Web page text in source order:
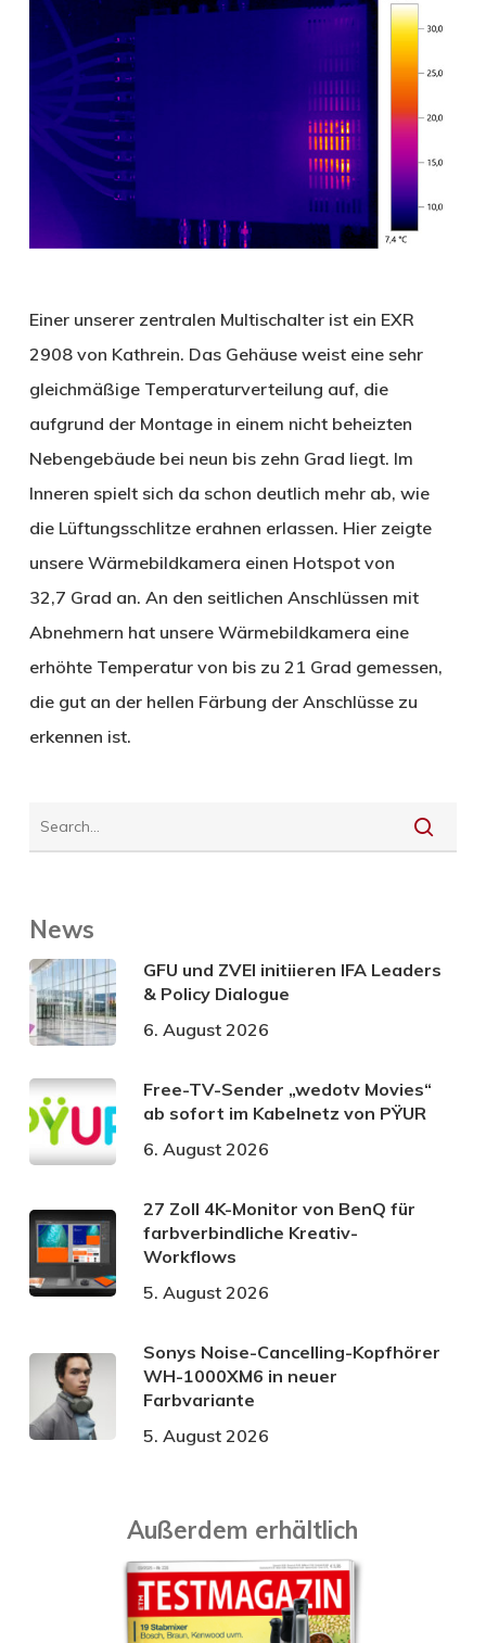
Einer unserer zentralen Multischalter ist ein EXR
2908 von Kathrein. Das Gehäuse weist eine sehr
gleichmäßige Temperaturverteilung auf, die
aufgrund der Montage in einem nicht beheizten
Nebengebäude bei neun bis zehn Grad liegt. Im
Inneren spielt sich da schon deutlich mehr ab, wie
die Lüftungsschlitze erahnen erlassen. Hier zeigte
unsere Wärmebildkamera einen Hotspot von
32,7 Grad an. An den seitlichen Anschlüssen mit
Abnehmern hat unsere Wärmebildkamera eine
erhöhte Temperatur von bis zu 21 Grad gemessen,
die gut an der hellen Färbung der Anschlüsse zu
erkennen ist.
News
GFU und ZVEI initiieren IFA Leaders
& Policy Dialogue
6. August 2026
Free-TV-Sender „wedotv Movies“
ab sofort im Kabelnetz von PŸUR
6. August 2026
27 Zoll 4K-Monitor von BenQ für
farbverbindliche Kreativ-
Workflows
5. August 2026
Sonys Noise-Cancelling-Kopfhörer
WH-1000XM6 in neuer
Farbvariante
5. August 2026
Außerdem erhältlich